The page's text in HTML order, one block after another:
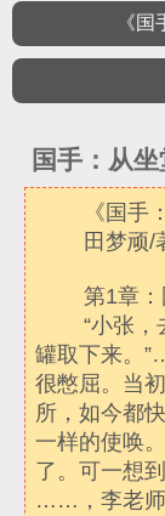
《
国手：从